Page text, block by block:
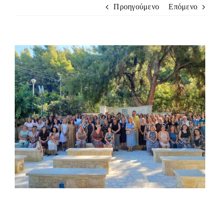
Προηγούμενο Επόμενο
Προβολή
μεγαλύτερης
εικόνας